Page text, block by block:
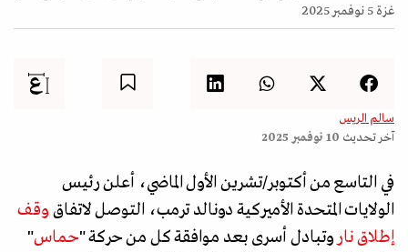
غزة 5 نوفمبر 2025
سالم الريس
آخر تحديث 10 نوفمبر 2025
في التاسع من أكتوبر/تشرين الأول الماضي، أعلن رئيس
الولايات المتحدة الأميركية دونالد ترمب، التوصل لاتفاق وقف
إطلاق نار وتبادل أسرى بعد موافقة كل من حركة "حماس"